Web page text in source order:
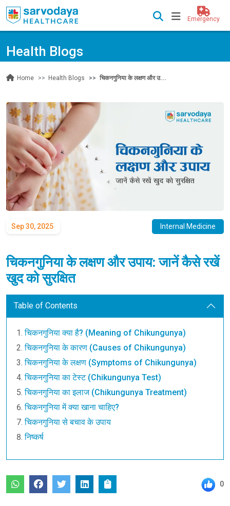
Emergency
Health Blogs
Home Health Blogs चिकनगुनिया के लक्षण और उ...
Sep 30, 2025 Internal Medicine
चिकनगुनिया के लक्षण और उपाय: जानें कैसे रखें
खुद को सुरक्षित
Table of Contents
चिकनगुनिया क्या है? (Meaning of Chikungunya)
चिकनगुनिया के कारण (Causes of Chikungunya)
चिकनगुनिया के लक्षण (Symptoms of Chikungunya)
चिकनगुनिया का टेस्ट (Chikungunya Test)
चिकनगुनिया का इलाज (Chikungunya Treatment)
चिकनगुनिया में क्या खाना चाहिए?
चिकनगुनिया से बचाव के उपाय
निष्कर्ष
0